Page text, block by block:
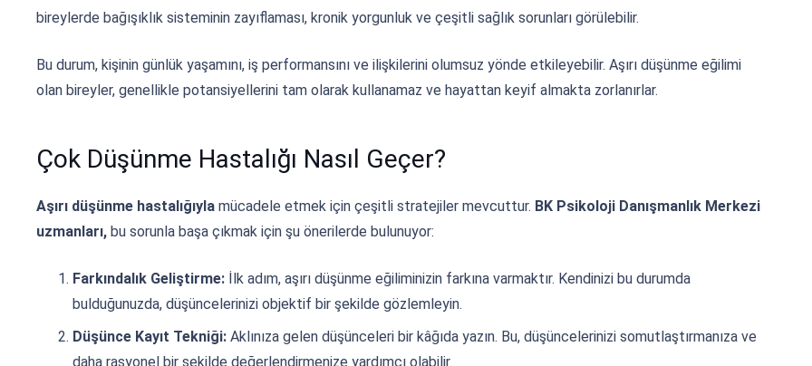
bireylerde bağışıklık sisteminin zayıflaması, kronik yorgunluk ve çeşitli sağlık sorunları görülebilir.
Bu durum, kişinin günlük yaşamını, iş performansını ve ilişkilerini olumsuz yönde etkileyebilir. Aşırı düşünme eğilimi
olan bireyler, genellikle potansiyellerini tam olarak kullanamaz ve hayattan keyif almakta zorlanırlar.
Çok Düşünme Hastalığı Nasıl Geçer?
Aşırı düşünme hastalığıyla mücadele etmek için çeşitli stratejiler mevcuttur. BK Psikoloji Danışmanlık Merkezi
uzmanları, bu sorunla başa çıkmak için şu önerilerde bulunuyor:
Farkındalık Geliştirme: İlk adım, aşırı düşünme eğiliminizin farkına varmaktır. Kendinizi bu durumda
bulduğunuzda, düşüncelerinizi objektif bir şekilde gözlemleyin.
Düşünce Kayıt Tekniği: Aklınıza gelen düşünceleri bir kâğıda yazın. Bu, düşüncelerinizi somutlaştırmanıza ve
daha rasyonel bir şekilde değerlendirmenize yardımcı olabilir.